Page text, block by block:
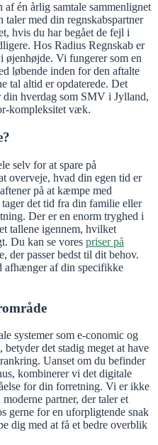
én årlig samtale sammenlignet
med din regnskabspartner
hvis du har begået de fejl i
Hos Radius Regnskab er
øjenhøjde. Vi fungerer som en
løbende inden for den aftalte
tal altid er opdaterede. Det
din hverdag som SMV i Jylland,
kompleksitet væk.
selv for at spare på
overveje, hvad din egen tid er
på at kæmpe med
det tid fra din familie eller
Der er en enorm tryghed i
tallene igennem, hvilket
Du kan se vores priser på
der passer bedst til dit behov.
afhænger af din specifikke
systemer som e-conomic og
det stadig meget at have
Uanset om du befinder
kombinerer vi det digitale
for din forretning. Vi er ikke
partner, der taler et
gerne for en uforpligtende snak
dig med at få et bedre overblik